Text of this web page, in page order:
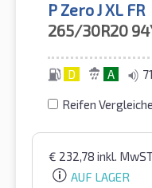
P Zero J XL FR
265/30R20
D A
Reifen
€ 232,78 inkl.
AUF LAGER